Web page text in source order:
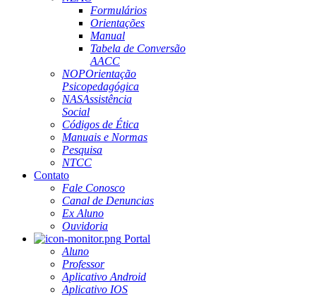
Formulários
Orientações
Manual
Tabela de Conversão
AACC
NOPOrientação
Psicopedagógica
NASAssistência
Social
Códigos de Ética
Manuais e Normas
Pesquisa
NTCC
Contato
Fale Conosco
Canal de Denuncias
Ex Aluno
Ouvidoria
Portal
Aluno
Professor
Aplicativo Android
Aplicativo IOS